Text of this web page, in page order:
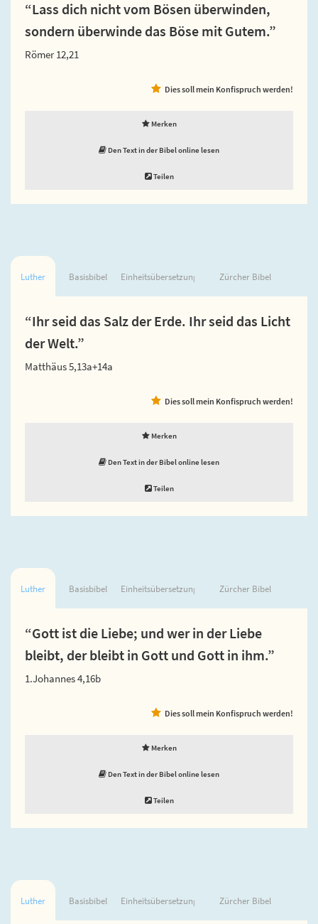
“Lass dich nicht vom Bösen überwinden,
sondern überwinde das Böse mit Gutem.”
Römer 12,21
Dies soll mein Konfispruch werden!
Merken
Den Text in der Bibel online lesen
Teilen
Luther Basisbibel Einheitsübersetzung Zürcher Bibel
“Ihr seid das Salz der Erde. Ihr seid das Licht
der Welt.”
Matthäus 5,13a+14a
Dies soll mein Konfispruch werden!
Merken
Den Text in der Bibel online lesen
Teilen
Luther Basisbibel Einheitsübersetzung Zürcher Bibel
“Gott ist die Liebe; und wer in der Liebe
bleibt, der bleibt in Gott und Gott in ihm.”
1.Johannes 4,16b
Dies soll mein Konfispruch werden!
Merken
Den Text in der Bibel online lesen
Teilen
Luther Basisbibel Einheitsübersetzung Zürcher Bibel